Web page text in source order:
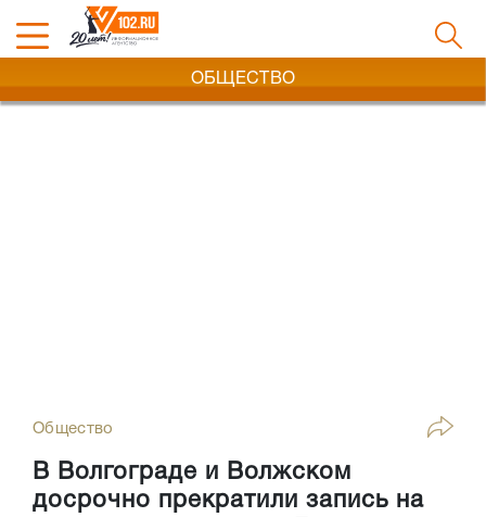
ОБЩЕСТВО
Общество
В Волгограде и Волжском
досрочно прекратили запись на